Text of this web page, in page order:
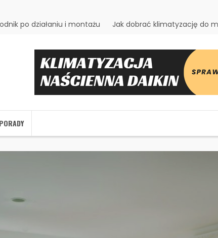
po działaniu i montażu Jak dobrać klimatyzację do
PORADY